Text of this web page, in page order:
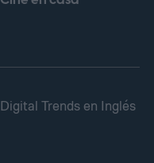
Digital Trends en Inglés